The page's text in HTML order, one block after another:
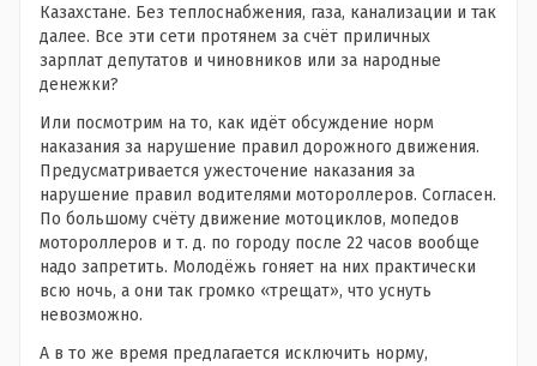
Казахстане. Без теплоснабжения, газа, канализации и так
далее. Все эти сети протянем за счёт приличных
зарплат депутатов и чиновников или за народные
денежки?
Или посмотрим на то, как идёт обсуждение норм
наказания за нарушение правил дорожного движения.
Предусматривается ужесточение наказания за
нарушение правил водителями мотороллеров. Согласен.
По большому счёту движение мотоциклов, мопедов
мотороллеров и т. д. по городу после 22 часов вообще
надо запретить. Молодёжь гоняет на них практически
всю ночь, а они так громко «трещат», что уснуть
невозможно.
А в то же время предлагается исключить норму,